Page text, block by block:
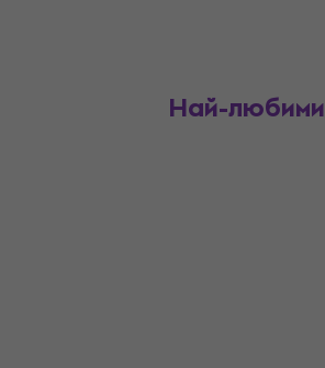
Най-любими